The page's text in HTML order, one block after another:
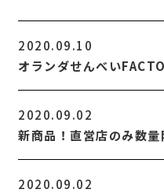
2020.09.10
オランダせんべい
2020.09.02
新商品！直営店のみ数量
2020.09.02